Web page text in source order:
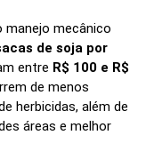
mecânico
de soja por
entre R$ 100 e R$
de menos
herbicidas, além de
áreas e melhor